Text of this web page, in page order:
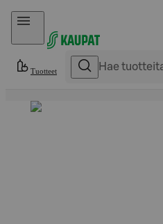
Hyppää sisältöön
Tuotteet